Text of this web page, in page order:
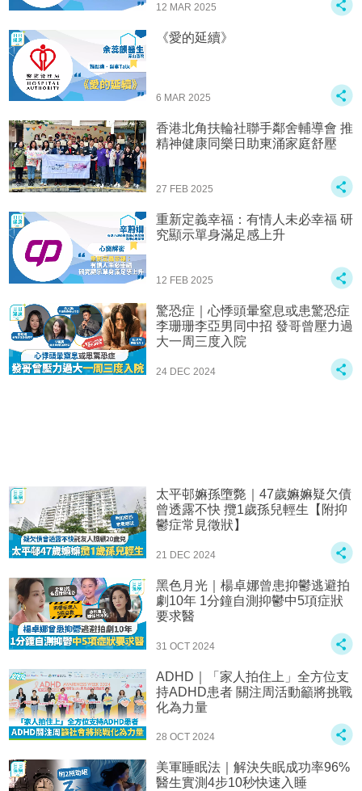
12 MAR 2025
《愛的延續》
6 MAR 2025
香港北角扶輪社聯手鄰舍輔導會 推
精神健康同樂日助東涌家庭舒壓
27 FEB 2025
重新定義幸福：有情人未必幸福 研
究顯示單身滿足感上升
12 FEB 2025
驚恐症｜心悸頭暈窒息或患驚恐症
李珊珊李亞男同中招 發哥曾壓力過
大一周三度入院
24 DEC 2024
太平邨嫲孫墮斃｜47歲嫲嫲疑欠債
曾透露不快 攬1歲孫兒輕生【附抑
鬱症常見徵狀】
21 DEC 2024
黑色月光｜楊卓娜曾患抑鬱逃避拍
劇10年 1分鐘自測抑鬱中5項症狀
要求醫
31 OCT 2024
ADHD｜「家人拍住上」全方位支
持ADHD患者 關注周活動籲將挑戰
化為力量
28 OCT 2024
美軍睡眠法｜解決失眠成功率96%
醫生實測4步10秒快速入睡